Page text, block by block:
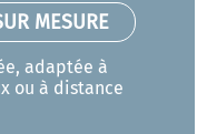
MESURE
adaptée à
ou à distance